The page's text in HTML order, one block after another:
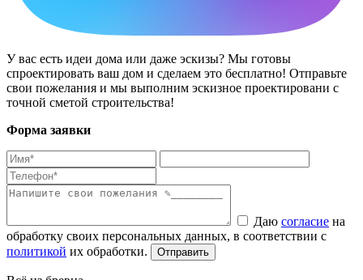
У вас есть идеи дома или даже эскизы? Мы готовы
спроектировать ваш дом и сделаем это бесплатно! Отправьте
свои пожелания и мы выполним эскизное проектировани с
точной сметой строительства!
Форма заявки
Даю согласие на
обработку своих персональных данных, в соответствии с
политикой их обработки.